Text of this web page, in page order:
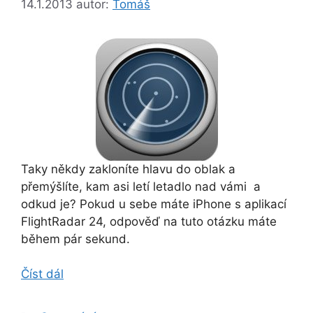
14.1.2013 autor: Tomáš
Taky někdy zakloníte hlavu do oblak a
přemýšlíte, kam asi letí letadlo nad vámi a
odkud je? Pokud u sebe máte iPhone s aplikací
FlightRadar 24, odpověď na tuto otázku máte
během pár sekund.
Číst dál